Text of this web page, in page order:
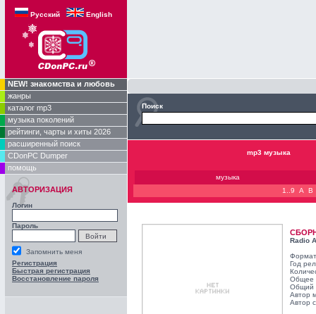
Русский English
NEW! знакомства и любовь
жанры
каталог mp3
музыка поколений
рейтинги, чарты и хиты 2026
расширенный поиск
CDonPC Dumper
помощь
АВТОРИЗАЦИЯ
Логин
Пароль
Запомнить меня
Регистрация
Быстрая регистрация
Восстановление пароля
Поиск
mp3 музыка
музыка
1..9
A B
Radio
Год
Общее
Общий
Автор
Автор